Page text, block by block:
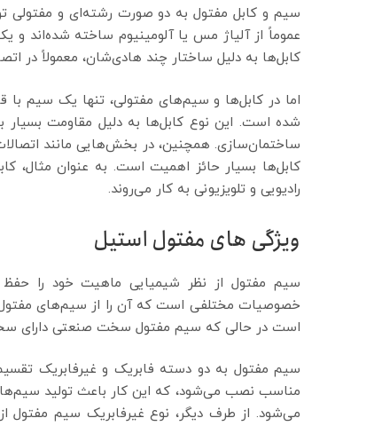
سیم و کابل مفتول به دو صورت رشته‌ای و مفتولی
کابل‌ها به دلیل ساختار چند هادی‌شان، معمولاً در
اما در کابل‌ها و سیم‌های مفتولی، تنها یک سیم
شده است. این نوع کابل‌ها به دلیل مقاومت بسیار
ساختمان‌سازی. همچنین، در بخش‌هایی مانند اتصالات
کابل‌ها بسیار حائز اهمیت است. به عنوان مثال،
رادیویی و تلویزیونی به کار می‌روند.
ویژگی های مفتول استیل
سیم مفتول از نظر شیمیایی ماهیت خود را حفظ
خصوصیات مختلفی است که آن را از سیم‌های
است در حالی که سیم مفتول سخت صنعتی دارای
سیم مفتول به دو دسته فابریک و غیرفابریک
مناسب نصب می‌شود، که این کار باعث تولید
می‌شود. از طرف دیگر، نوع غیرفابریک سیم مفتول